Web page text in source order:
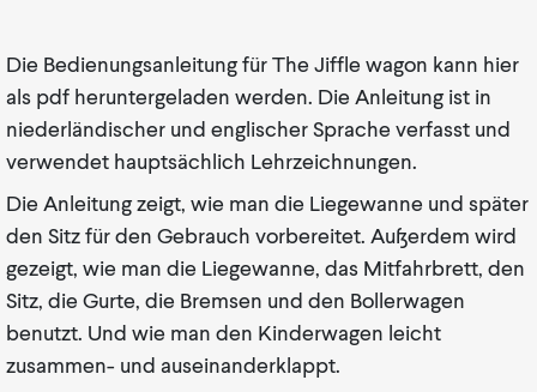
Die Bedienungsanleitung für The Jiffle wagon kann hier
als pdf heruntergeladen werden. Die Anleitung ist in
niederländischer und englischer Sprache verfasst und
verwendet hauptsächlich Lehrzeichnungen.
Die Anleitung zeigt, wie man die Liegewanne und später
den Sitz für den Gebrauch vorbereitet. Außerdem wird
gezeigt, wie man die Liegewanne, das Mitfahrbrett, den
Sitz, die Gurte, die Bremsen und den Bollerwagen
benutzt. Und wie man den Kinderwagen leicht
zusammen- und auseinanderklappt.